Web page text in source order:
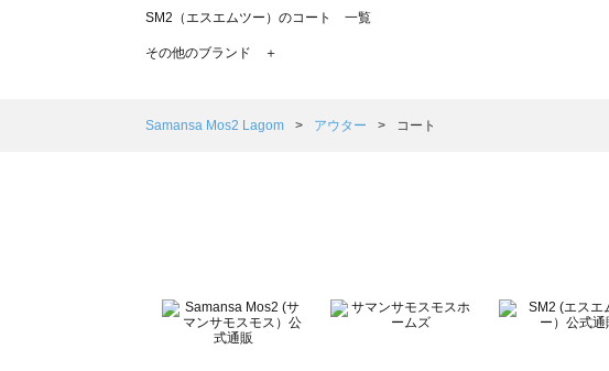
SM2（エスエムツー）のコート 一覧
TSUHARU by Samansa Mos2（ツハルバイサマンサモスモス）のコート 一覧
Samansa Mos2 Lagom（サマンサモスモス ラーゴム）のコート 一覧
BETTY'S BLUE（べティーズブルー）のコート 一覧
Wpc.（ワールドパーティー）のコート 一覧
その他のブランド ＋
Samansa Mos2 Lagom アウター コート